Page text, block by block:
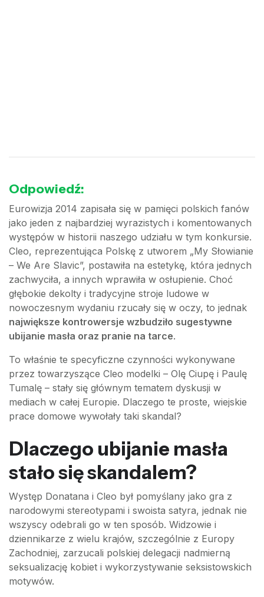
Odpowiedź:
Eurowizja 2014 zapisała się w pamięci polskich fanów
jako jeden z najbardziej wyrazistych i komentowanych
występów w historii naszego udziału w tym konkursie.
Cleo, reprezentująca Polskę z utworem „My Słowianie
– We Are Slavic”, postawiła na estetykę, która jednych
zachwyciła, a innych wprawiła w osłupienie. Choć
głębokie dekolty i tradycyjne stroje ludowe w
nowoczesnym wydaniu rzucały się w oczy, to jednak
największe kontrowersje wzbudziło sugestywne
ubijanie masła oraz pranie na tarce.
To właśnie te specyficzne czynności wykonywane
przez towarzyszące Cleo modelki – Olę Ciupę i Paulę
Tumalę – stały się głównym tematem dyskusji w
mediach w całej Europie. Dlaczego te proste, wiejskie
prace domowe wywołały taki skandal?
Dlaczego ubijanie masła
stało się skandalem?
Występ Donatana i Cleo był pomyślany jako gra z
narodowymi stereotypami i swoista satyra, jednak nie
wszyscy odebrali go w ten sposób. Widzowie i
dziennikarze z wielu krajów, szczególnie z Europy
Zachodniej, zarzucali polskiej delegacji nadmierną
seksualizację kobiet i wykorzystywanie seksistowskich
motywów.